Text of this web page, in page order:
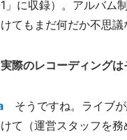
1」に収録）。アルバ
てもまだ何だか不思
際のレコーディングは
そうですね。ライブが
て（運営スタッフを